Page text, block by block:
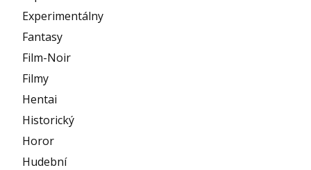
Experimentálny
Fantasy
Film-Noir
Filmy
Hentai
Historický
Horor
Hudební